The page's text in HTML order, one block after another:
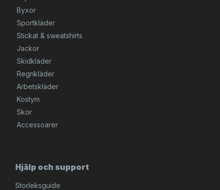
Byxor
Sportkläder
Stickat & sweatshirts
Jackor
Skidkläder
Regnkläder
Arbetskläder
Kostym
Skor
Accessoarer
Hjälp och support
Storleksguide